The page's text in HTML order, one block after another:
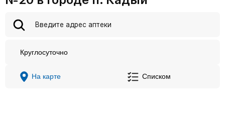
Круглосуточно
На карте Списком